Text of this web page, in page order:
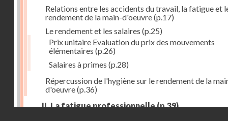
Relations entre les accidents du travail, la fatigue et
rendement de la main-d'oeuvre(p.17)
Le rendement et les salaires (p.25)
Prix unitaire Evaluation du prix des mouvements
élémentaires (p.26)
Salaires à primes (p.28)
Répercussion de l'hygiène sur le rendement de la
d'oeuvre(p.36)
II. La fatigue professionnelle(p.39)